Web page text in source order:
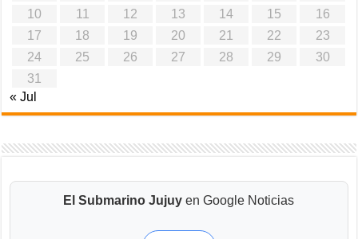
10
11 12 13 14 15
16
17
18 19 20 21 22
23
24
25 26 27 28 29
30
31
« Jul
El Submarino Jujuy en Google Noticias